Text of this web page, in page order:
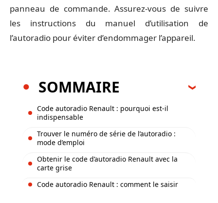
panneau de commande. Assurez-vous de suivre
les instructions du manuel d’utilisation de
l’autoradio pour éviter d’endommager l’appareil.
SOMMAIRE
Code autoradio Renault : pourquoi est-il
indispensable
Trouver le numéro de série de l’autoradio :
mode d’emploi
Obtenir le code d’autoradio Renault avec la
carte grise
Code autoradio Renault : comment le saisir